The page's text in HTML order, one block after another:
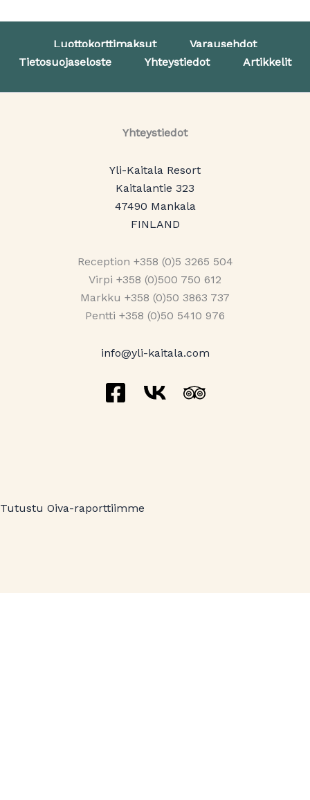
Luottokorttimaksut
Varausehdot
Tietosuojaseloste
Yhteystiedot Artikkelit
Yhteystiedot
Yli-Kaitala Resort
Kaitalantie 323
47490 Mankala
FINLAND
Reception +358 (0)5 3265 504
Virpi +358 (0)500 750 612
Markku +358 (0)50 3863 737
Pentti +358 (0)50 5410 976
info@yli-kaitala.com
Tutustu Oiva-raporttiimme